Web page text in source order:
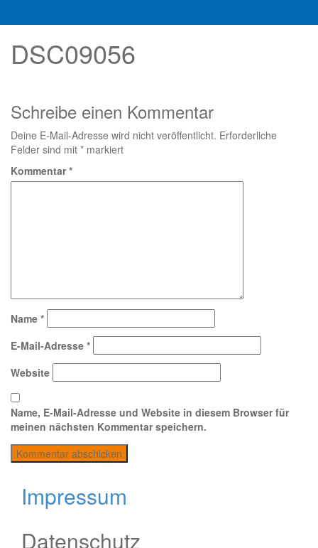
DSC09056
Schreibe einen Kommentar
Deine E-Mail-Adresse wird nicht veröffentlicht. Erforderliche
Felder sind mit * markiert
Kommentar*
Name *
E-Mail-Adresse *
Website
Name, E-Mail-Adresse und Website in diesem Browser für
meinen nächsten Kommentar speichern.
Impressum
Datenschutz